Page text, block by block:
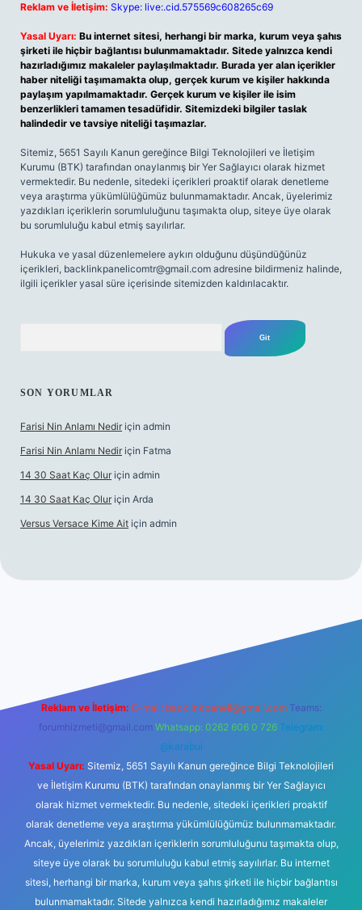
Reklam ve İletişim: Skype: live:.cid.575569c608265c69
Yasal Uyarı: Bu internet sitesi, herhangi bir marka, kurum veya şahıs
şirketi ile hiçbir bağlantısı bulunmamaktadır. Sitede yalnızca kendi
hazırladığımız makaleler paylaşılmaktadır. Burada yer alan içerikler
haber niteliği taşımamakta olup, gerçek kurum ve kişiler hakkında
paylaşım yapılmamaktadır. Gerçek kurum ve kişiler ile isim
benzerlikleri tamamen tesadüfidir. Sitemizdeki bilgiler taslak
halindedir ve tavsiye niteliği taşımazlar.
Sitemiz, 5651 Sayılı Kanun gereğince Bilgi Teknolojileri ve İletişim
Kurumu (BTK) tarafından onaylanmış bir Yer Sağlayıcı olarak hizmet
vermektedir. Bu nedenle, sitedeki içerikleri proaktif olarak denetleme
veya araştırma yükümlülüğümüz bulunmamaktadır. Ancak, üyelerimiz
yazdıkları içeriklerin sorumluluğunu taşımakta olup, siteye üye olarak
bu sorumluluğu kabul etmiş sayılırlar.
Hukuka ve yasal düzenlemelere aykırı olduğunu düşündüğünüz
içerikleri, backlinkpanelicomtr@gmail.com adresine bildirmeniz halinde,
ilgili içerikler yasal süre içerisinde sitemizden kaldırılacaktır.
SON YORUMLAR
Farisi Nin Anlamı Nedir için admin
Farisi Nin Anlamı Nedir için Fatma
14 30 Saat Kaç Olur için admin
14 30 Saat Kaç Olur için Arda
Versus Versace Kime Ait için admin
Reklam ve İletişim: E-mail: backlinkpaneli@gmail.com Teams:
forumhizmeti@gmail.com Whatsapp: 0262 606 0 726 Telegram:
@karabul
Yasal Uyarı: Sitemiz, 5651 Sayılı Kanun gereğince Bilgi Teknolojileri
ve İletişim Kurumu (BTK) tarafından onaylanmış bir Yer Sağlayıcı
olarak hizmet vermektedir. Bu nedenle, sitedeki içerikleri proaktif
olarak denetleme veya araştırma yükümlülüğümüz bulunmamaktadır.
Ancak, üyelerimiz yazdıkları içeriklerin sorumluluğunu taşımakta olup,
siteye üye olarak bu sorumluluğu kabul etmiş sayılırlar. Bu internet
sitesi, herhangi bir marka, kurum veya şahıs şirketi ile hiçbir bağlantısı
bulunmamaktadır. Sitede yalnızca kendi hazırladığımız makaleler